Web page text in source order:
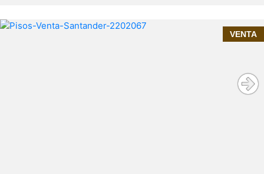
Una ubicación pensada para hacerte la vida
VENTA
InmoPrime21, tu inmobiliaria de confianza en